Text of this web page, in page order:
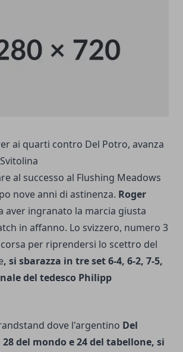
ai quarti contro Del Potro, avanza
al successo al Flushing Meadows
nove anni di astinenza. Roger
aver ingranato la marcia giusta
in affanno. Lo svizzero, numero 3
per riprendersi lo scettro del
, si sbarazza in tre set 6-4, 6-2, 7-5,
del tedesco Philipp
dove l'argentino Del
del mondo e 24 del tabellone, si